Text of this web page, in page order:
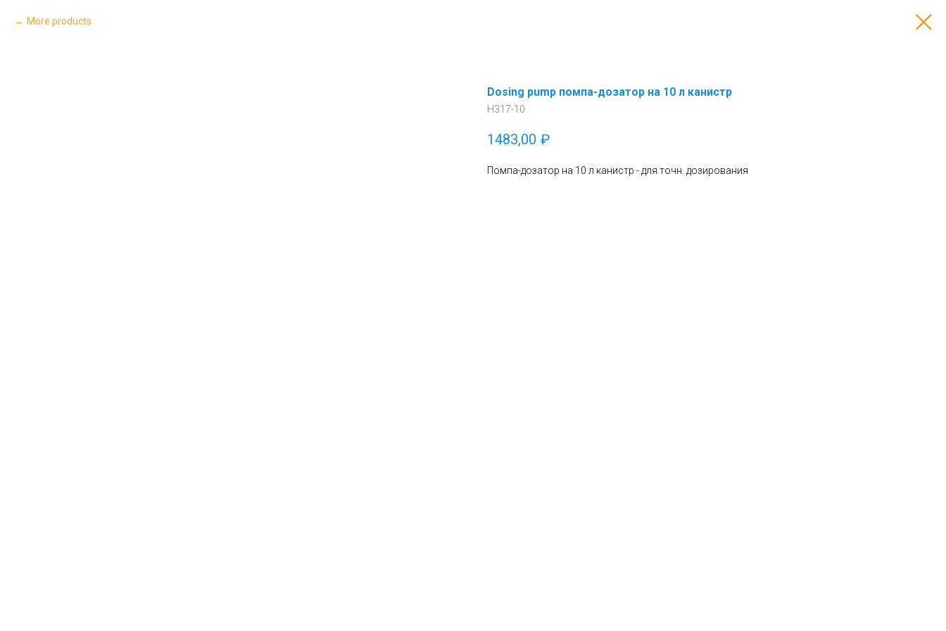
More products
Dosing pump помпа-дозатор на 10 л канистр
H317-10
1483,00 ₽
Помпа-дозатор на 10 л канистр - для точн. дозирования